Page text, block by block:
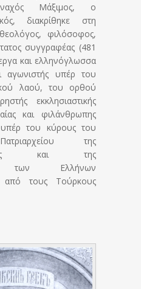
Μάξιμος, ο
διακρίθηκε στη
φιλόσοφος,
συγγραφέας (481
και ελληνόγλωσσα
αγωνιστής υπέρ του
λαού, του ορθού
εκκλησιαστικής
και φιλάνθρωπης
υπέρ του κύρους του
της
και της
των Ελλήνων
από τους Τούρκους